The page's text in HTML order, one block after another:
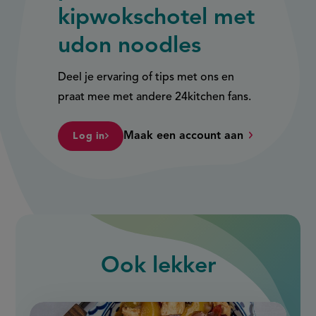
kipwokschotel met
udon noodles
Deel je ervaring of tips met ons en
praat mee met andere 24kitchen fans.
Log in Maak een account aan
Ook lekker